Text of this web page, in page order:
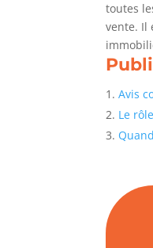
toutes
vente. Il
Avis
Le